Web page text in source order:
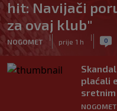
hit: Navijači
za ovaj klub"
NOGOMET
|
prije 1 h
| 0
plaćali
NOGOMET